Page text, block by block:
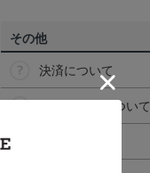
その他
決済について
ギフト対応について